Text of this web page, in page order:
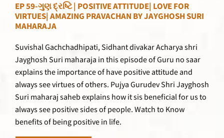
EP 59-ગુણ દ્રષ્ટિ | POSITIVE ATTITUDE| LOVE FOR
VIRTUES| AMAZING PRAVACHAN BY JAYGHOSH SURI
MAHARAJA
Suvishal Gachchadhipati, Sidhant divakar Acharya shri
Jayghosh Suri maharaja in this episode of Guru no saar
explains the importance of have positive attitude and
always see virtues of others. Pujya Gurudev Shri Jayghosh
Suri maharaj saheb explains how it sis beneficial for us to
always see positive sides of people. Watch to Know
benefits of being positive in life.